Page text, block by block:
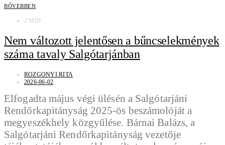
BŐVEBBEN
2 MIN
Nem változott jelentősen a bűncselekmények
száma tavaly Salgótarjánban
ROZGONYI RITA
2026-06-02
Elfogadta május végi ülésén a Salgótarjáni
Rendőrkapitányság 2025-ös beszámolóját a
megyeszékhely közgyűlése. Bárnai Balázs, a
Salgótarjáni Rendőrkapitányság vezetője